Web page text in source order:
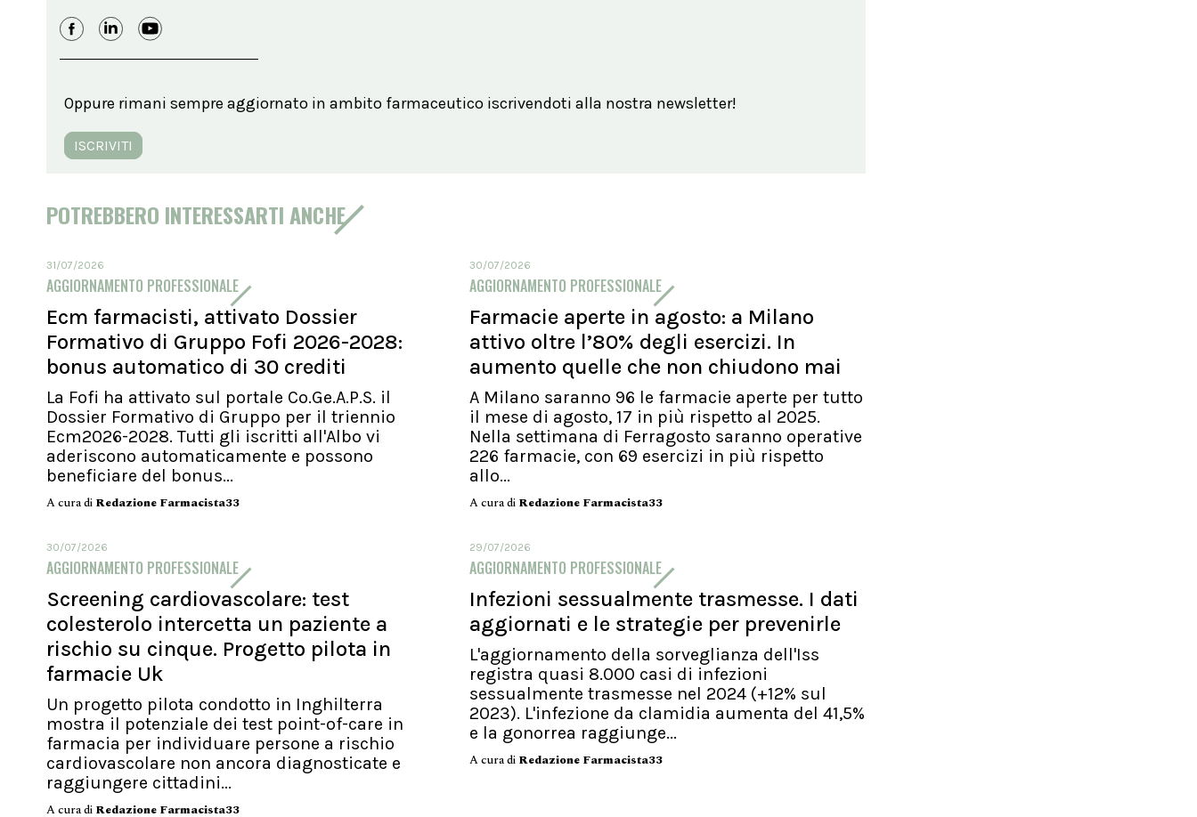
Oppure rimani sempre aggiornato in ambito farmaceutico iscrivendoti alla nostra newsletter!
ISCRIVITI
POTREBBERO INTERESSARTI ANCHE
31/07/2026
AGGIORNAMENTO PROFESSIONALE
Ecm farmacisti, attivato Dossier
Formativo di Gruppo Fofi 2026-2028:
bonus automatico di 30 crediti
La Fofi ha attivato sul portale Co.Ge.A.P.S. il
Dossier Formativo di Gruppo per il triennio
Ecm2026-2028. Tutti gli iscritti all'Albo vi
aderiscono automaticamente e possono
beneficiare del bonus...
A cura di Redazione Farmacista33
30/07/2026
AGGIORNAMENTO PROFESSIONALE
Farmacie aperte in agosto: a Milano
attivo oltre l’80% degli esercizi. In
aumento quelle che non chiudono mai
A Milano saranno 96 le farmacie aperte per tutto
il mese di agosto, 17 in più rispetto al 2025.
Nella settimana di Ferragosto saranno operative
226 farmacie, con 69 esercizi in più rispetto
allo...
A cura di Redazione Farmacista33
30/07/2026
AGGIORNAMENTO PROFESSIONALE
Screening cardiovascolare: test
colesterolo intercetta un paziente a
rischio su cinque. Progetto pilota in
farmacie Uk
Un progetto pilota condotto in Inghilterra
mostra il potenziale dei test point-of-care in
farmacia per individuare persone a rischio
cardiovascolare non ancora diagnosticate e
raggiungere cittadini...
A cura di Redazione Farmacista33
29/07/2026
AGGIORNAMENTO PROFESSIONALE
Infezioni sessualmente trasmesse. I dati
aggiornati e le strategie per prevenirle
L'aggiornamento della sorveglianza dell'Iss
registra quasi 8.000 casi di infezioni
sessualmente trasmesse nel 2024 (+12% sul
2023). L'infezione da clamidia aumenta del 41,5%
e la gonorrea raggiunge...
A cura di Redazione Farmacista33